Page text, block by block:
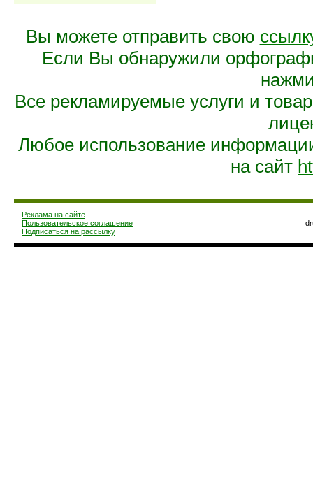
Вы можете отправить свою
Если Вы обнаружили
Все рекламируемые услуги и
Любое использование
на сайт
Реклама на сайте
Пользовательское соглашение
Подписаться на рассылку